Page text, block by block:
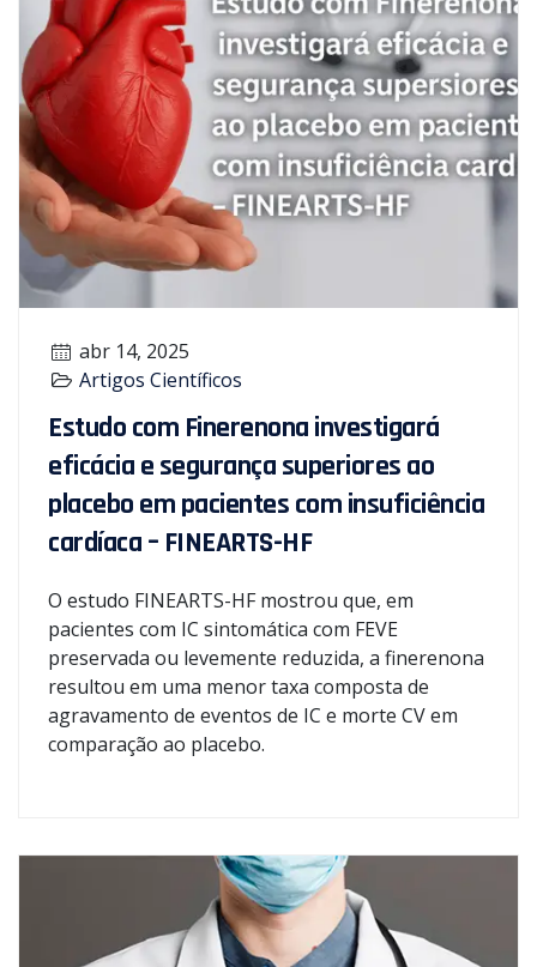
abr 14, 2025
Artigos Científicos
Estudo com Finerenona investigará
eficácia e segurança superiores ao
placebo em pacientes com insuficiência
cardíaca – FINEARTS-HF
O estudo FINEARTS-HF mostrou que, em
pacientes com IC sintomática com FEVE
preservada ou levemente reduzida, a finerenona
resultou em uma menor taxa composta de
agravamento de eventos de IC e morte CV em
comparação ao placebo.